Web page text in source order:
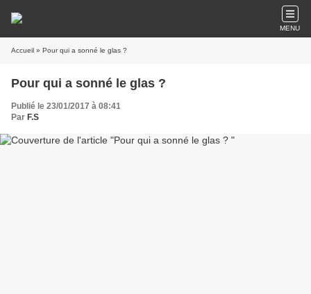
MENU
Accueil » Pour qui a sonné le glas ?
Pour qui a sonné le glas ?
Publié le 23/01/2017 à 08:41
Par F.S